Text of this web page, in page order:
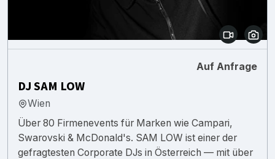
Auf Anfrage
DJ SAM LOW
Wien
Über 80 Firmenevents für Marken wie Campari,
Swarovski & McDonald's. SAM LOW ist einer der
gefragtesten Corporate DJs in Österreich — mit über